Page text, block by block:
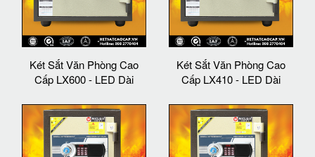
Két Sắt Văn Phòng Cao
Cấp LX600 - LED Dài
Két Sắt Văn Phòng Cao
Cấp LX410 - LED Dài